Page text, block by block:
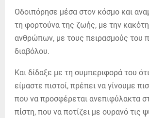
Οδοιπόρησε μέσα στον κόσμο και
τη φορτούνα της ζωής, με την
ανθρώπων, με τους πειρασμούς του
διαβόλου.
Και δίδαξε με τη συμπεριφορά του
είμαστε πιστοί, πρέπει να γίνουμε
που να προσφέρεται ανεπιφύλακτα
πίστη, που να ποτίζει με ουρανό τις